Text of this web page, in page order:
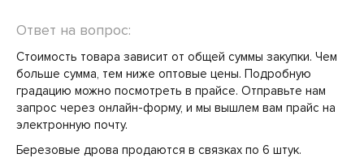
Ответ на вопрос:
Стоимость товара зависит от общей суммы закупки. Чем
больше сумма, тем ниже оптовые цены. Подробную
градацию можно посмотреть в прайсе. Отправьте нам
запрос через онлайн-форму, и мы вышлем вам прайс на
электронную почту.
Березовые дрова продаются в связках по 6 штук.